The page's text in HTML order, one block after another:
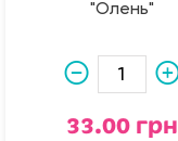
"Олень"
33.00 грн